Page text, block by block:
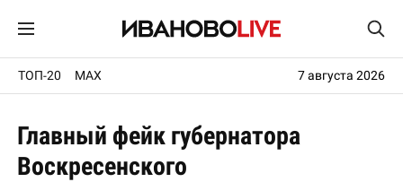
ТОП-20 MAX 7 августа 2026
Главный фейк губернатора
Воскресенского